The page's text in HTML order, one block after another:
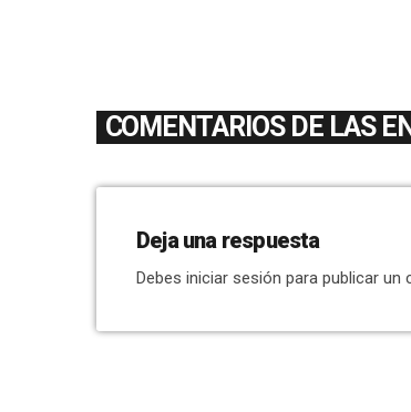
COMENTARIOS DE LAS
Deja una respuesta
Debes iniciar sesión para publicar un